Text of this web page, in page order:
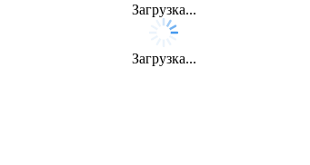
Загрузка...
Загрузка...